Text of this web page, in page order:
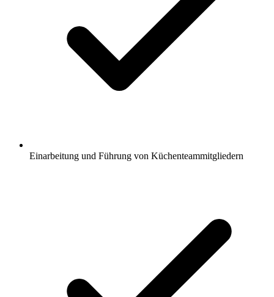
Einarbeitung und Führung von Küchenteammitgliedern